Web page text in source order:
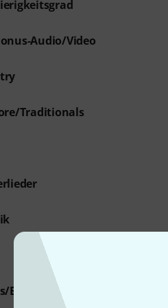
Audio/Video
Traditionals
Evergreens